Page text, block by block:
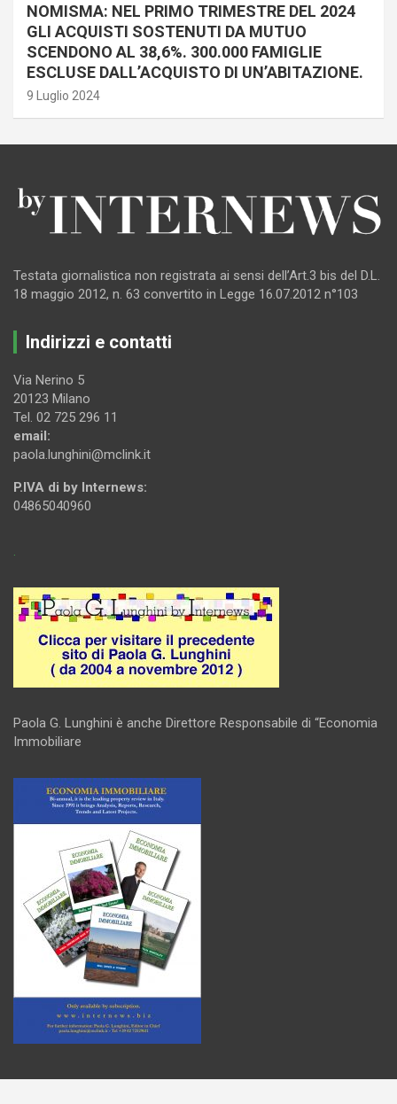
NOMISMA: NEL PRIMO TRIMESTRE DEL 2024
GLI ACQUISTI SOSTENUTI DA MUTUO
SCENDONO AL 38,6%. 300.000 FAMIGLIE
ESCLUSE DALL’ACQUISTO DI UN’ABITAZIONE.
9 Luglio 2024
Testata giornalistica non registrata ai sensi dell’Art.3 bis del D.L.
18 maggio 2012, n. 63 convertito in Legge 16.07.2012 n°103
Indirizzi e contatti
Via Nerino 5
20123 Milano
Tel. 02 725 296 11
email:
paola.lunghini@mclink.it
P.IVA di by Internews:
04865040960
.
Paola G. Lunghini è anche Direttore Responsabile di “Economia
Immobiliare